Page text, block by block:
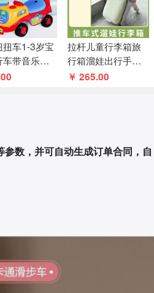
扭车1-3岁宝
车带音乐男
坐玩具滑
拉杆儿童行李箱旅
行箱溜娃出行手推
车旅游神器可坐骑
￥ 265.00
数，并可自动生成订单合同，自